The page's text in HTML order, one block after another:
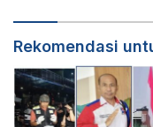
Rekomendasi